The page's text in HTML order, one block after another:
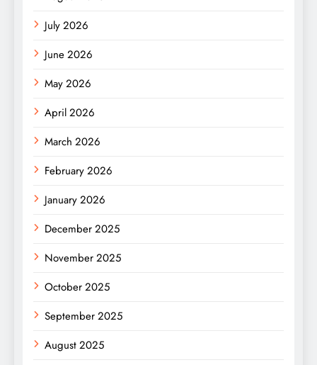
July 2026
June 2026
May 2026
April 2026
March 2026
February 2026
January 2026
December 2025
November 2025
October 2025
September 2025
August 2025